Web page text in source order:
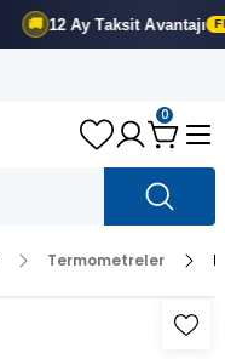
12 AyTaksit Avantajı
0
Termometreler